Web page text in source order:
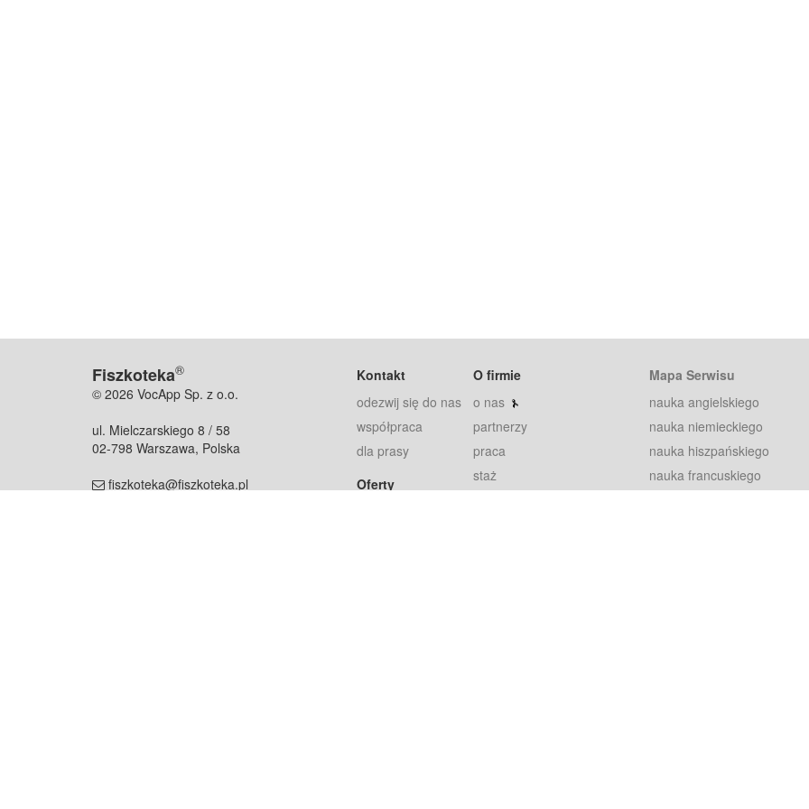
Fiszkoteka®
© 2026 VocApp Sp. z o.o.
ul. Mielczarskiego 8 / 58
02-798 Warszawa, Polska
fiszkoteka@fiszkoteka.pl
Kontakt
odezwij się do nas
współpraca
dla prasy
Oferty
O firmie
o nas
partnerzy
praca
staż
Mapa Serwisu
nauka angielskiego
nauka niemieckiego
nauka hiszpańskiego
nauka francuskiego